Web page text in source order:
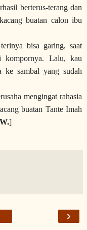
berterus-terang dan
buatan calon ibu
bisa garing, saat
kompornya. Lalu, kau
ke sambal yang sudah
mengingat rahasia
buatan Tante Imah
]
›